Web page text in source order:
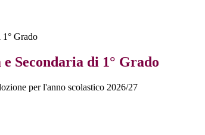
Grado
Secondaria di 1° Grado
per l'anno scolastico 2026/27